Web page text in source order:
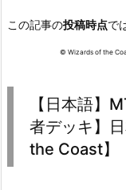
この記事の投稿時点で
© Wizards of the
【日本語】
者デッキ】
the Coast】